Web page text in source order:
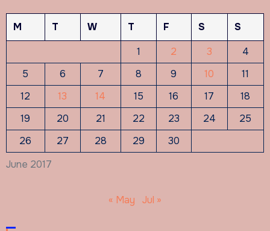
June 2017
M T W T F S
S
1
2 3
4
5
6 7 8 9 10
11
12
13 14 15 16 17
18
19
20 21 22 23 24
25
26
27 28 29 30
« May Jul »